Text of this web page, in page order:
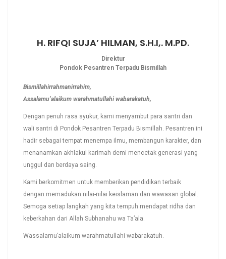
H. RIFQI SUJA’ HILMAN, S.H.I,. M.PD.
Direktur
Pondok Pesantren Terpadu Bismillah
Bismillahirrahmanirrahim,
Assalamu’alaikum warahmatullahi wabarakatuh,
Dengan penuh rasa syukur, kami menyambut para santri dan
wali santri di Pondok Pesantren Terpadu Bismillah. Pesantren ini
hadir sebagai tempat menempa ilmu, membangun karakter, dan
menanamkan akhlakul karimah demi mencetak generasi yang
unggul dan berdaya saing.
Kami berkomitmen untuk memberikan pendidikan terbaik
dengan memadukan nilai-nilai keislaman dan wawasan global.
Semoga setiap langkah yang kita tempuh mendapat ridha dan
keberkahan dari Allah Subhanahu wa Ta’ala.
Wassalamu’alaikum warahmatullahi wabarakatuh.